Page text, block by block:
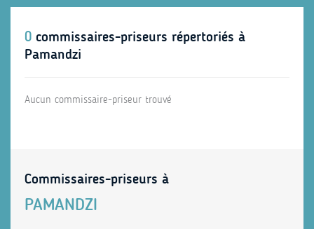
0 commissaires-priseurs répertoriés à
Pamandzi
Aucun commissaire-priseur trouvé
Commissaires-priseurs à
PAMANDZI